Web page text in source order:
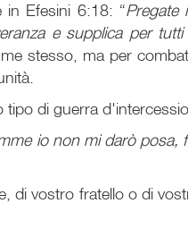
in Efesini 6:18: “Pregate
e supplica per
stesso, ma per
di guerra
io non mi darò posa,
di vostro fratello o di